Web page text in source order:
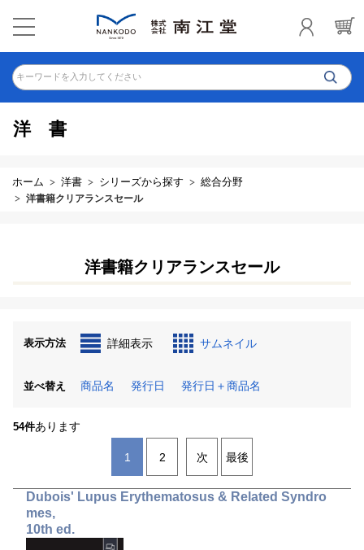
キーワードを入力してください
洋書
ホーム 洋書 シリーズから探す 総合分野
洋書籍クリアランスセール
洋書籍クリアランスセール
表示方法 詳細表示 サムネイル
並べ替え 商品名 発行日 発行日＋商品名
54件あります
1 2 次 最後
Dubois' Lupus Erythematosus & Related Syndro
mes,
10th ed.